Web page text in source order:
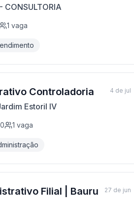
CONSULTORIA
1 vaga
Controladoria
Estoril IV
1 vaga
4 de jul
Filial | Bauru 27 de jun